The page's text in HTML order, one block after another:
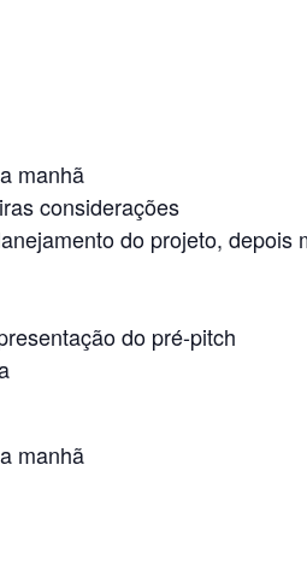
manhã
considerações
do projeto, depois
do pré-pitch
manhã